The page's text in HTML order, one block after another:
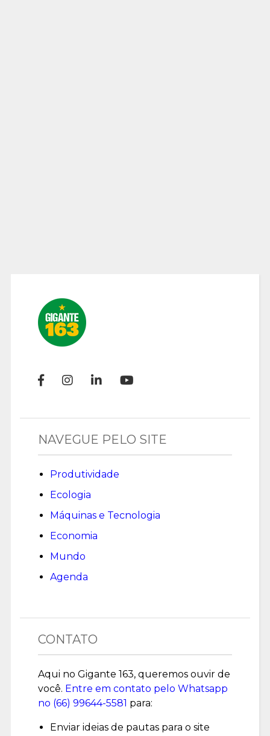
NAVEGUE PELO SITE
Produtividade
Ecologia
Máquinas e Tecnologia
Economia
Mundo
Agenda
CONTATO
Aqui no Gigante 163, queremos ouvir de
você. Entre em contato pelo Whatsapp
no (66) 99644-5581 para:
Enviar ideias de pautas para o site